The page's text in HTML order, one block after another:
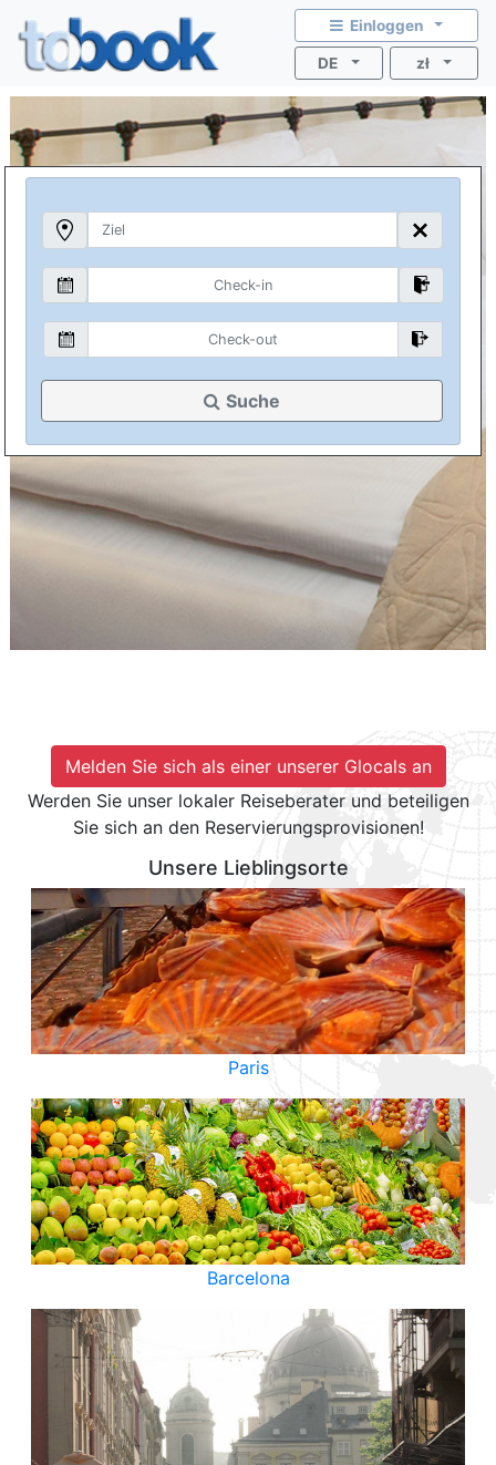
Einloggen
DE zł
Suche
Melden Sie sich als einer unserer Glocals an
Werden Sie unser lokaler Reiseberater und beteiligen
Sie sich an den Reservierungsprovisionen!
Unsere Lieblingsorte
Paris
Barcelona